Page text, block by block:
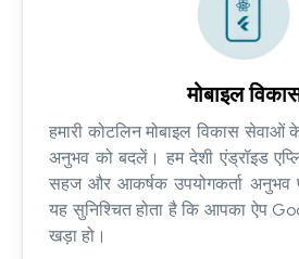
मोबाइल
हमारी कोटलिन मोबाइल विकास
अनुभव को बदलें। हम देशी एंड्रॉइड
सहज और आकर्षक उपयोगकर्ता अनुभव
यह सुनिश्चित होता है कि आपका ऐप
खड़ा हो।